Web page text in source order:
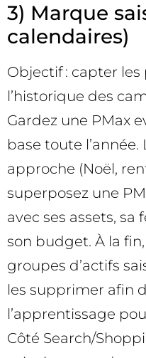
3) Marque
calendaires)
Objectif : capter les
l’historique des
Gardez une PMax
base toute l’année.
approche (Noël,
superposez une
avec ses assets,
son budget. À la
groupes d’actifs
les supprimer afin
l’apprentissage
Côté Search/